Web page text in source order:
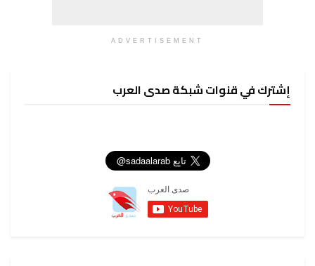
ADVERTISEMENT
إشترك في قنوات شبكة صدى العرب